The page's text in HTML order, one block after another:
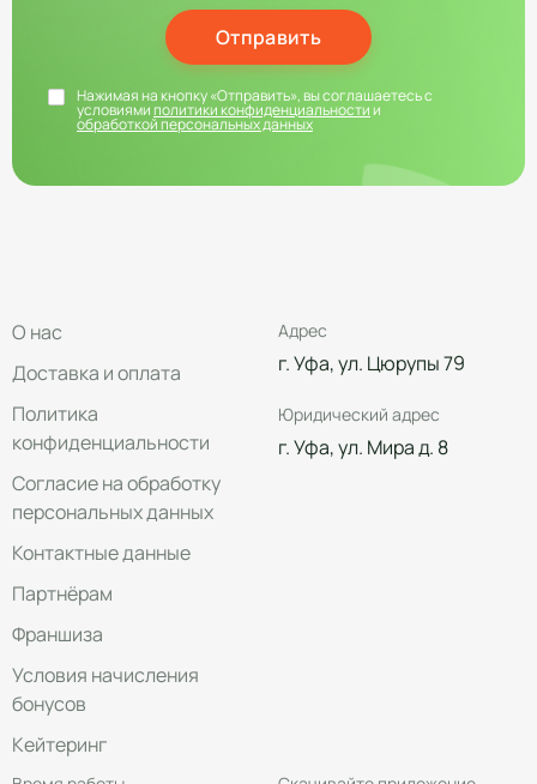
Отправить
Нажимая на кнопку «Отправить», вы соглашаетесь с
условиямиполитики конфиденциальностии
обработкой персональных данных
О нас
Доставка и оплата
Политика
конфиденциальности
Согласие на обработку
персональных данных
Контактные данные
Партнёрам
Франшиза
Условия начисления
бонусов
Кейтеринг
Адрес
г. Уфа, ул. Цюрупы 79
Юридический адрес
г. Уфа, ул. Мира д. 8